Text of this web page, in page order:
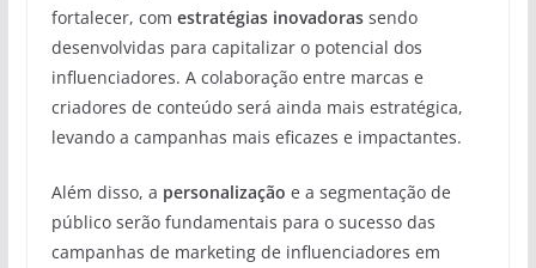
fortalecer, com estratégias inovadorassendo
desenvolvidas para capitalizar o potencial dos
influenciadores. A colaboração entre marcas e
criadores de conteúdo será ainda mais estratégica,
levando a campanhas mais eficazes e impactantes.
Além disso, a personalização e a segmentação de
público serão fundamentais para o sucesso das
campanhas de marketing de influenciadores em